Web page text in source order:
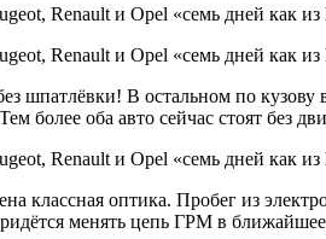
шпатлёвки! В остальном по
более оба авто сейчас стоят без
классная оптика. Пробег из
менять цепь ГРМ в